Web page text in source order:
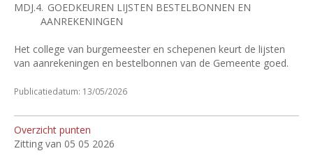
MDJ.4. GOEDKEUREN LIJSTEN BESTELBONNEN EN
AANREKENINGEN
Het college van burgemeester en schepenen keurt de lijsten
van aanrekeningen en bestelbonnen van de Gemeente goed.
Publicatiedatum: 13/05/2026
Overzicht punten
Zitting van 05 05 2026